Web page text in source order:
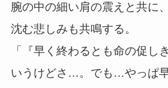
腕の中の細い肩の震えと共に
沈む悲しみも共鳴する。
「『早く終わるとも命の促し
いうけどさ…。でも…やっぱ早